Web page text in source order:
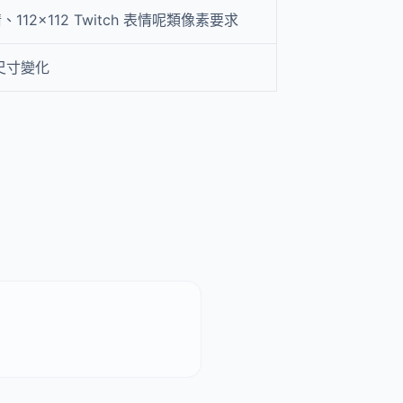
112×112 Twitch 表情呢類像素要求
寸變化